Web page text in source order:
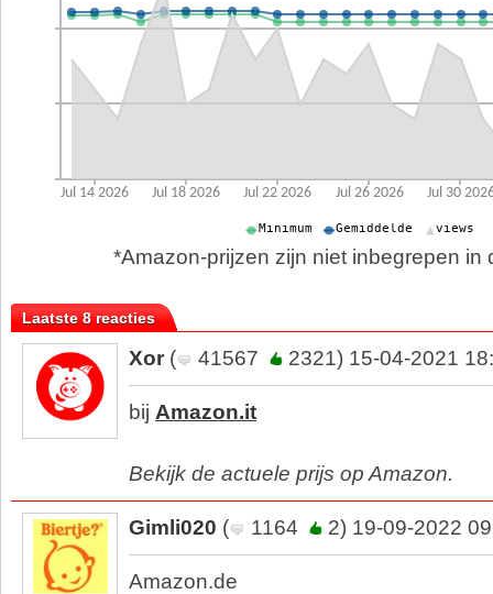
*Amazon-prijzen zijn niet inbegrepen in
Laatste 8 reacties
Xor ( 41567 2321) 15-04-2021
bij Amazon.it
Bekijk de actuele prijs op Amazon.
Gimli020 ( 1164 2) 19-09-2022
Amazon.de